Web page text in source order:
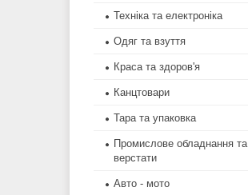
Техніка та електроніка
Одяг та взуття
Краса та здоров'я
Канцтовари
Тара та упаковка
Промислове обладнання та
верстати
Авто - мото